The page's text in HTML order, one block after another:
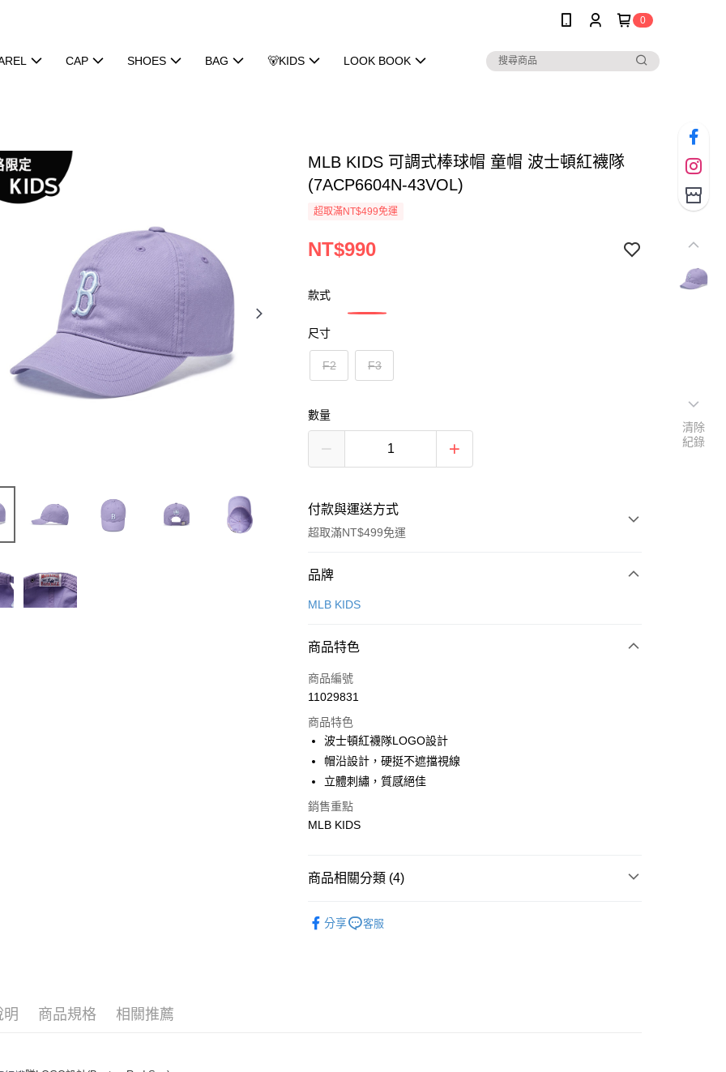
0
CAP SHOES BAG 🐻KIDS LOOK BOOK
MLB KIDS 可調式棒球帽 童帽 波士頓紅襪隊
(7ACP6604N-43VOL)
超取滿NT$499免運
NT$990
款式
尺寸
F2 F3
數量
付款與運送方式
超取滿NT$499免運
付款方式
信用卡一次付款
Apple Pay
街口支付
悠遊付
運送方式
全家取貨<不支援離島取退>
品牌
MLB KIDS
商品特色
商品編號
11029831
商品特色
波士頓紅襪隊LOGO設計
帽沿設計，硬挺不遮擋視線
立體刺繡，質感絕佳
銷售重點
MLB KIDS
商品相關分類 (4)
分享 客服
明 商品規格 相關推薦
清除
紀錄